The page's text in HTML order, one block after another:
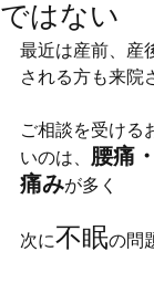
ではない
最近は産前、産
される方も来院
ご相談を受ける
いのは、 腰痛
痛みが多く
次に不眠の問